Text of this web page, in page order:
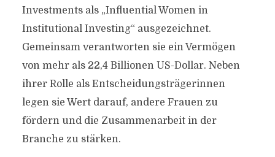
Investments als „Influential Women in
Institutional Investing“ ausgezeichnet.
Gemeinsam verantworten sie ein Vermögen
von mehr als 22,4 Billionen US-Dollar. Neben
ihrer Rolle als Entscheidungsträgerinnen
legen sie Wert darauf, andere Frauen zu
fördern und die Zusammenarbeit in der
Branche zu stärken.